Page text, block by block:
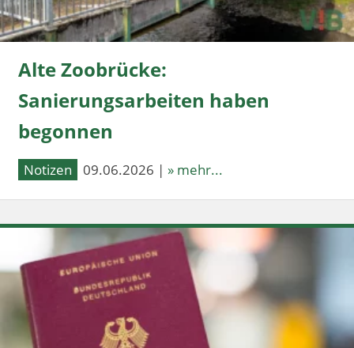
Alte Zoobrücke:
Sanierungsarbeiten haben
begonnen
Notizen 09.06.2026 | » mehr...